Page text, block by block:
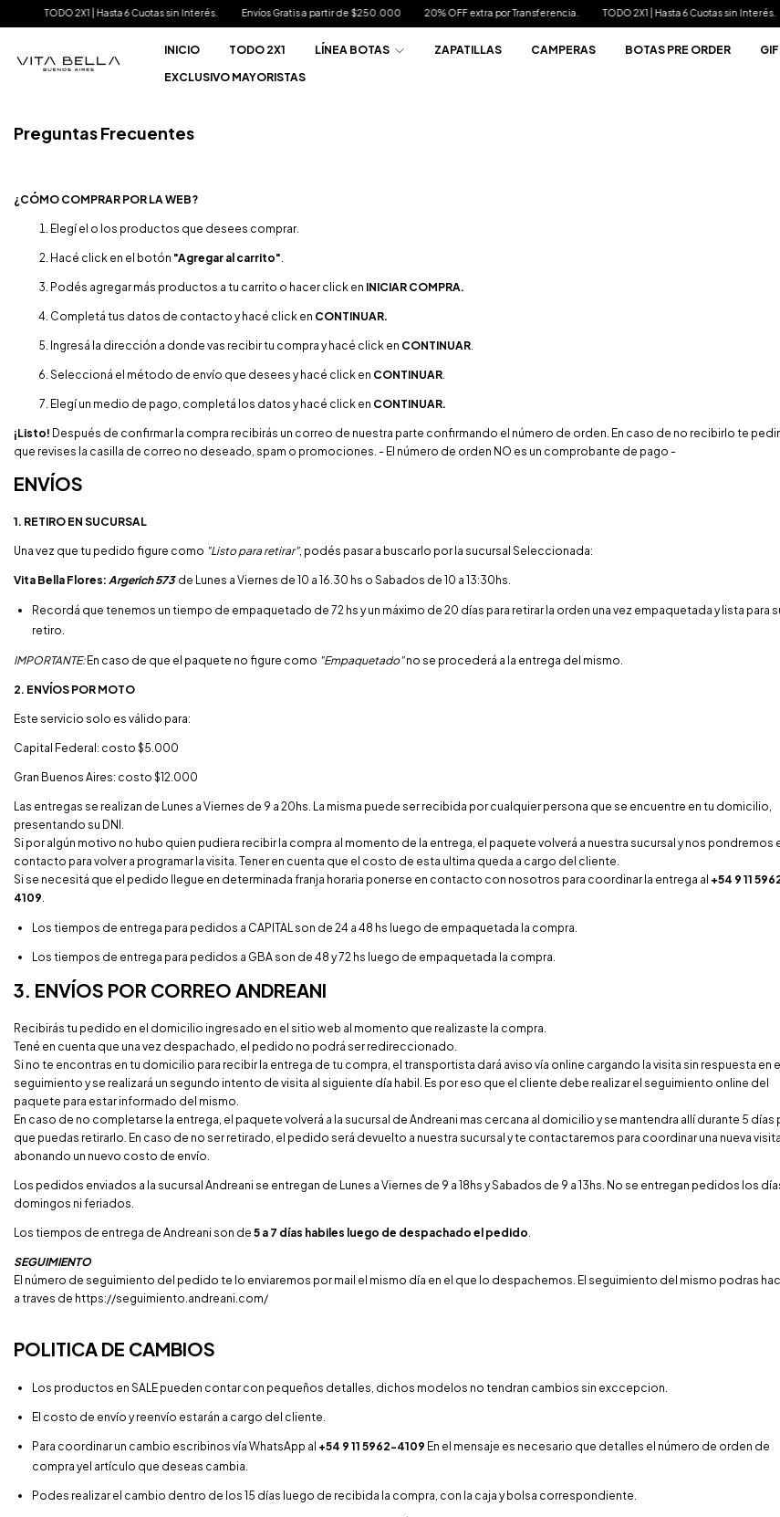
| Hasta 6 Cuotas sin Interés. Envíos Gratis a partir de $250.000 20% OFF extra por Transferencia. TODO 2X1 | Hasta 6 Cuotas sin Interés. Envíos Gratis
INICIO TODO 2X1 LÍNEA BOTAS ZAPATILLAS CAMPERAS BOTAS PRE ORDER
EXCLUSIVO MAYORISTAS
Preguntas Frecuentes
¿CÓMO COMPRAR POR LA WEB?
Elegí el o los productos que desees comprar.
Hacé click en el botón "Agregar al carrito".
Podés agregar más productos a tu carrito o hacer click en INICIAR COMPRA.
Completá tus datos de contacto y hacé click en CONTINUAR.
Ingresá la dirección a donde vas recibir tu compra y hacé click en CONTINUAR.
Seleccioná el método de envío que desees y hacé click en CONTINUAR.
Elegí un medio de pago, completá los datos y hacé click en CONTINUAR.
¡​Listo! Después de confirmar la compra recibirás un correo de nuestra parte confirmando el número de orden. En caso de no recibirlo te
que revises la casilla de correo no deseado, spam o promociones. - El número de orden NO es un comprobante de pago -
ENVÍOS
1. RETIRO EN SUCURSAL
Una vez que tu pedido figure como "Listo para retirar", podés pasar a buscarlo por la sucursal Seleccionada:
Vita Bella Flores: Argerich 573 de Lunes a Viernes de 10 a 16.30 hs o Sabados de 10 a 13:30hs.
Recordá que tenemos un tiempo de empaquetado de 72 hs y un máximo de 20 días para retirar la orden una vez empaquetada y lista para
retiro.
IMPORTANTE:En caso de que el paquete no figure como "Empaquetado"no se procederá a la entrega del mismo.
2. ENVÍOS POR MOTO
Este servicio solo es válido para:
Capital Federal: costo $5.000
Gran Buenos Aires: costo $12.000
Las entregas se realizan de Lunes a Viernes de 9 a 20hs. La misma puede ser recibida por cualquier persona que se encuentre en tu domicilio,
presentando su DNI.
Si por algún motivo no hubo quien pudiera recibir la compra al momento de la entrega, el paquete volverá a nuestra sucursal y nos pondremos
contacto para volver a programar la visita. Tener en cuenta que el costo de esta ultima queda a cargo del cliente.
Si se necesitá que el pedido llegue en determinada franja horaria ponerse en contacto con nosotros para coordinar la entrega al +54 9 11
4109.
Los tiempos de entrega para pedidos a CAPITAL son de 24 a 48 hs luego de empaquetada la compra.
Los tiempos de entrega para pedidos a GBA son de 48 y 72 hs luego de empaquetada la compra.
3. ENVÍOS POR CORREO ANDREANI
Recibirás tu pedido en el domicilio ingresado en el sitio web al momento que realizaste la compra.
Tené en cuenta que una vez despachado, el pedido no podrá ser redireccionado.
Si no te encontras en tu domicilio para recibir la entrega de tu compra, el transportista dará aviso vía online cargando la visita sin respuesta en el
seguimiento y se realizará un segundo intento de visita al siguiente día habil. Es por eso que el cliente debe realizar el seguimiento online del
paquete para estar informado del mismo.
En caso de no completarse la entrega, el paquete volverá a la sucursal de Andreani mas cercana al domicilio y se mantendra allí durante 5 días
que puedas retirarlo. En caso de no ser retirado, el pedido será devuelto a nuestra sucursal y te contactaremos para coordinar una nueva visita
abonando un nuevo costo de envío.
Los pedidos enviados a la sucursal Andreani se entregan de Lunes a Viernes de 9 a 18hs y Sabados de 9 a 13hs. No se entregan pedidos los
domingos ni feriados.
Los tiempos de entrega de Andreani son de 5 a 7 días habiles luego de despachado el pedido.
SEGUIMIENTO
El número de seguimiento del pedido te lo enviaremos por mail el mismo día en el que lo despachemos. El seguimiento del mismo podras
a traves de https://seguimiento.andreani.com/
POLITICA DE CAMBIOS
Los productos en SALE pueden contar con pequeños detalles, dichos modelos no tendran cambios sin exccepcion.
El costo de envío y reenvío estarán a cargo del cliente.
Para coordinar un cambio escribinos vía WhatsApp al +54 9 11 5962-4109 En el mensaje es necesario que detalles el número de orden de
compra yel artículo que deseas cambia.
Podes realizar el cambio dentro de los 15 días luego de recibida la compra, con la caja y bolsa correspondiente.